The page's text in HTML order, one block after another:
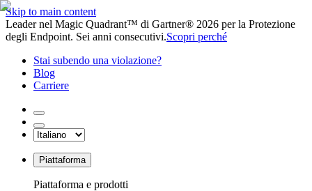
Skip to main content
Leader nel Magic Quadrant™ di Gartner® 2026 per la Protezione
degli Endpoint. Sei anni consecutivi.Scopri perché
Stai subendo una violazione?
Blog
Carriere
Piattaforma
Piattaforma e prodotti